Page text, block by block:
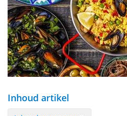
Inhoud artikel